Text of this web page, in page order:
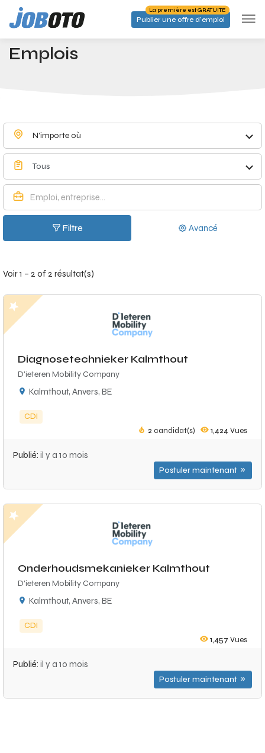
Skip to main content
Publier une offre d'emploi
La première est GRATUITE
Accueil Emplois à Kalmthout - Joboto
Emplois
N'importe où
Tous
Filtre Avancé
Voir 1 – 2 of 2 résultat(s)
Diagnosetechnieker Kalmthout
D'ieteren Mobility Company
Kalmthout, Anvers, BE
CDI
2 candidat(s) 1,424Vues
Publié: il y a 10 mois
Postuler maintenant
Onderhoudsmekanieker Kalmthout
D'ieteren Mobility Company
Kalmthout, Anvers, BE
CDI
1,457 Vues
Publié: il y a 10 mois
Postuler maintenant